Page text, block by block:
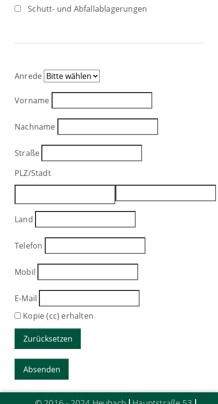
Schutt- und Abfallablagerungen
Anrede
Vorname
Nachname
Straße
PLZ/Stadt
Land
Telefon
Mobil
E-Mail
Kopie (cc) erhalten